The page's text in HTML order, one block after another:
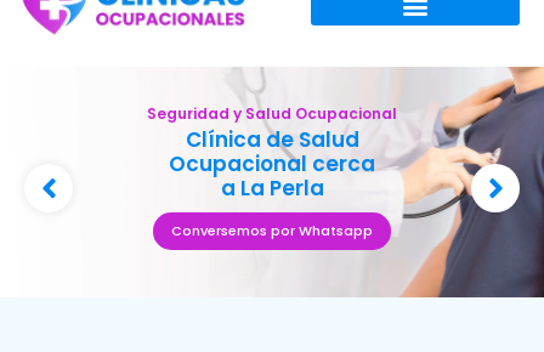
Seguridad y Salud Ocupacional
Clínica de Salud
Ocupacional cerca
a La Perla
Conversemos por Whatsapp